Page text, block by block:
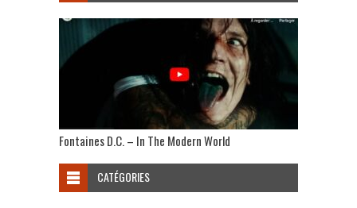
Fontaines D.C. – In The Modern World
CATÉGORIES